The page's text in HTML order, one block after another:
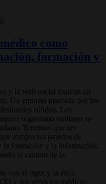
como
formación y
y la web social marcan un
Un entorno marcado por los
sólidos. Los
organismo sanitario se
Tenemos que ser
romper las paredes de
la formación y la información.
el camino de la
con el rigor y la ética
y sus servicios médicos